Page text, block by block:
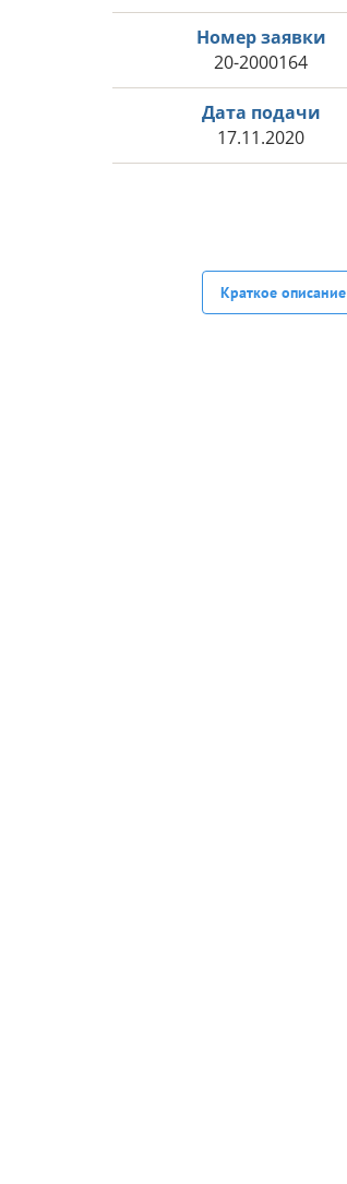
Номер заявки
20-2000164
Дата подачи
17.11.2020
Краткое описание